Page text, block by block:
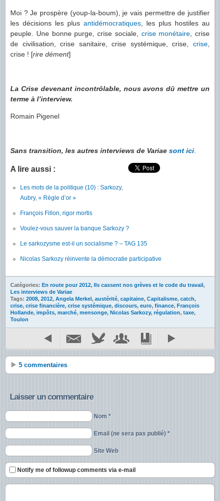
Moi ? Je prospère (youp-la-boum), je vais permettre de justifier
les décisions les plus antidémocratiques , les plus hostiles au
peuple. Une bonne purge, crise sociale, crise monétaire , crise
de civilisation, crise sanitaire, crise systémique, crise, crise
crise ! [rire dément]
La Crise devenant incontrôlable, nous avons dû mettre un
terme à l’interview.
Romain Pigenel
Sans transition, les autres interviews de Variae sont ici
A lire aussi :
Les mots de la politique (10) : Sarkozy,
Aubry, « Règle d’or »
François Fillon, rigor mortis
Voulez-vous sauver la banque Sarkozy ?
Le sarkozysme est-il un socialisme ? – TAG 135
Nicolas Sarkozy réinvente la démocratie participative
Catégories: En route pour 2012, Ils cassent nos grèves et le code du travail,
Les interviews de Variae
Tags: 2008, 2012, Angela Merkel, austérité, capitaine, Capitalisme, catch,
crise, crise financière, crise systémique, discours, euro, finance, François
Hollande, impôts, marché, mensonge, Nicolas Sarkozy, régulation, taxe,
Toulon
5 commentaires
Laisser un commentaire
Nom *
Email (ne sera pas publié) *
Site Web
Notify me of followup comments via e-mail